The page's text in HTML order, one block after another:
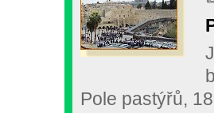
Pole pastýřů,